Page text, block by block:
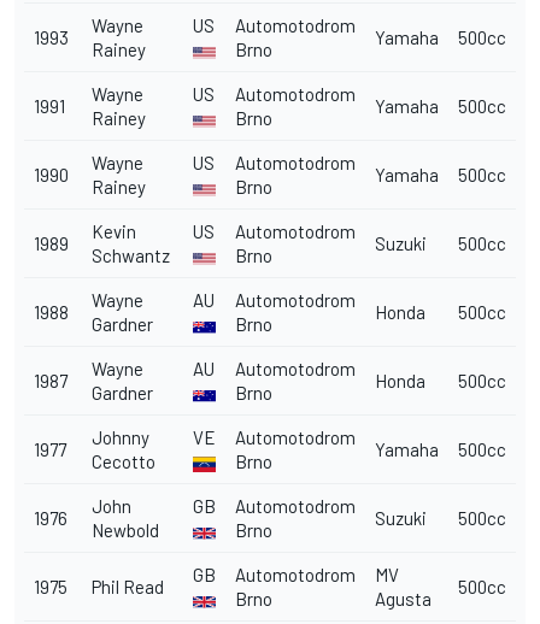
1993
Wayne
Rainey
US
Automotodrom
Brno
Yamaha 500cc
1991
Wayne
Rainey
US
Automotodrom
Brno
Yamaha 500cc
1990
Wayne
Rainey
US
Automotodrom
Brno
Yamaha 500cc
1989
Kevin
Schwantz
US
Automotodrom
Brno
Suzuki 500cc
1988
Wayne
Gardner
AU
Automotodrom
Brno
Honda 500cc
1987
Wayne
Gardner
AU
Automotodrom
Brno
Honda 500cc
1977
Johnny
Cecotto
VE
Automotodrom
Brno
Yamaha 500cc
1976
John
Newbold
GB
Automotodrom
Brno
Suzuki 500cc
1975 Phil Read
GB
Automotodrom
Brno
MV
Agusta
500cc